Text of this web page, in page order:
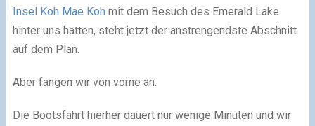
Insel Koh Mae Koh mit dem Besuch des Emerald Lake
hinter uns hatten, steht jetzt der anstrengendste Abschnitt
auf dem Plan.
Aber fangen wir von vorne an.
Die Bootsfahrt hierher dauert nur wenige Minuten und wir